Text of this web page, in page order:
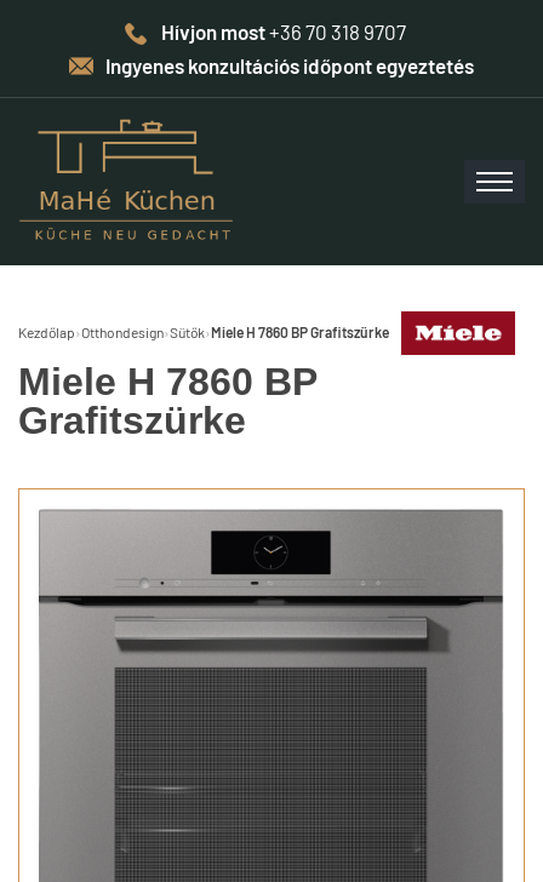
Hívjon most+36 70 318 9707
Ingyenes konzultációs időpont egyeztetés
Kezdőlap›Otthondesign›Sütők›Miele H 7860 BP Grafitszürke
Miele H 7860 BP
Grafitszürke